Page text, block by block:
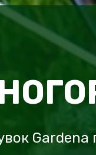
Gardena